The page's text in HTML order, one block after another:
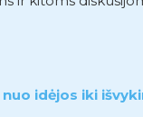
idėjos iki